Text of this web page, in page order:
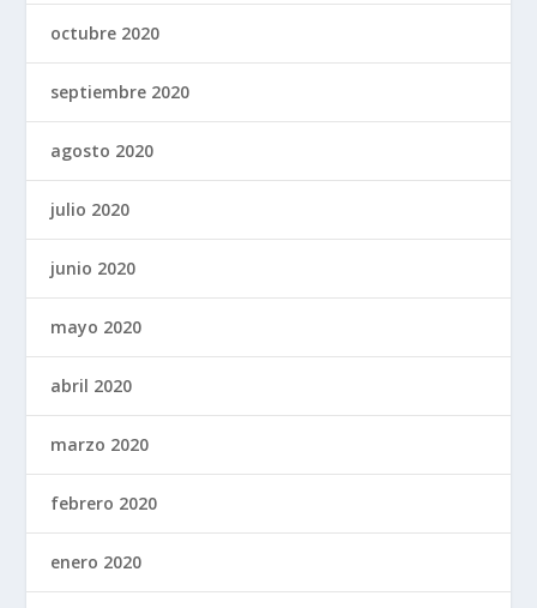
octubre 2020
septiembre 2020
agosto 2020
julio 2020
junio 2020
mayo 2020
abril 2020
marzo 2020
febrero 2020
enero 2020